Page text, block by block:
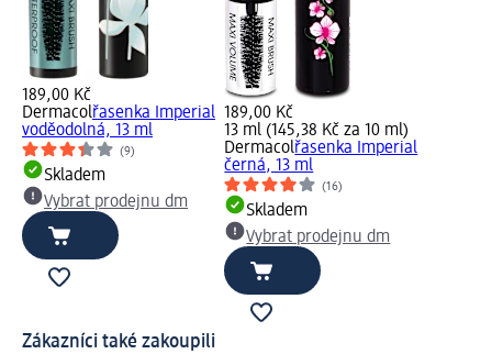
189,00 Kč
Dermacolřasenka Imperial
voděodolná, 13 ml
(9)
Skladem
Vybrat prodejnu dm
189,00 Kč
13 ml (145,38 Kč za 10 ml)
Dermacolřasenka Imperial
černá, 13 ml
(16)
Skladem
Vybrat prodejnu dm
Zákazníci také zakoupili